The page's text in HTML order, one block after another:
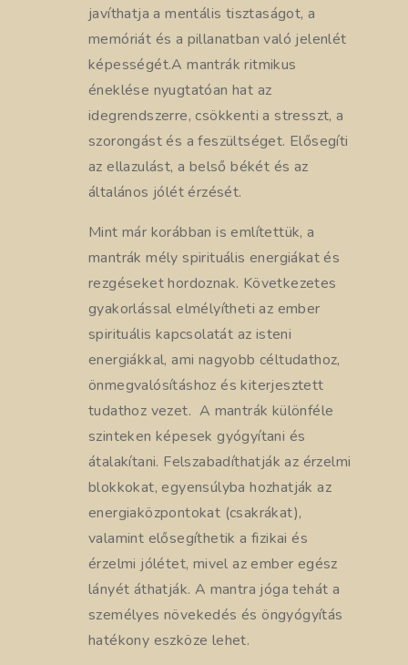
javíthatja a mentális tisztaságot, a
memóriát és a pillanatban való jelenlét
képességét.A mantrák ritmikus
éneklése nyugtatóan hat az
idegrendszerre, csökkenti a stresszt, a
szorongást és a feszültséget. Elősegíti
az ellazulást, a belső békét és az
általános jólét érzését.
Mint már korábban is említettük, a
mantrák mély spirituális energiákat és
rezgéseket hordoznak. Következetes
gyakorlással elmélyítheti az ember
spirituális kapcsolatát az isteni
energiákkal, ami nagyobb céltudathoz,
önmegvalósításhoz és kiterjesztett
tudathoz vezet. A mantrák különféle
szinteken képesek gyógyítani és
átalakítani. Felszabadíthatják az érzelmi
blokkokat, egyensúlyba hozhatják az
energiaközpontokat (csakrákat),
valamint elősegíthetik a fizikai és
érzelmi jólétet, mivel az ember egész
lányét áthatják. A mantra jóga tehát a
személyes növekedés és öngyógyítás
hatékony eszköze lehet.